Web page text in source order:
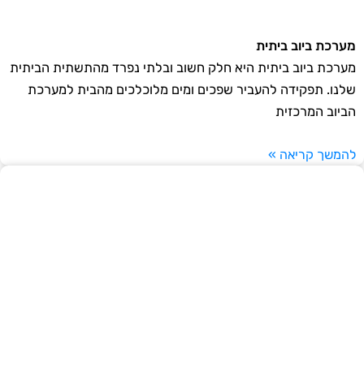
מערכת ביוב ביתית
מערכת ביוב ביתית היא חלק חשוב ובלתי נפרד מהתשתית הביתית
שלנו. תפקידה להעביר שפכים ומים מלוכלכים מהבית למערכת
הביוב המרכזית
להמשך קריאה »